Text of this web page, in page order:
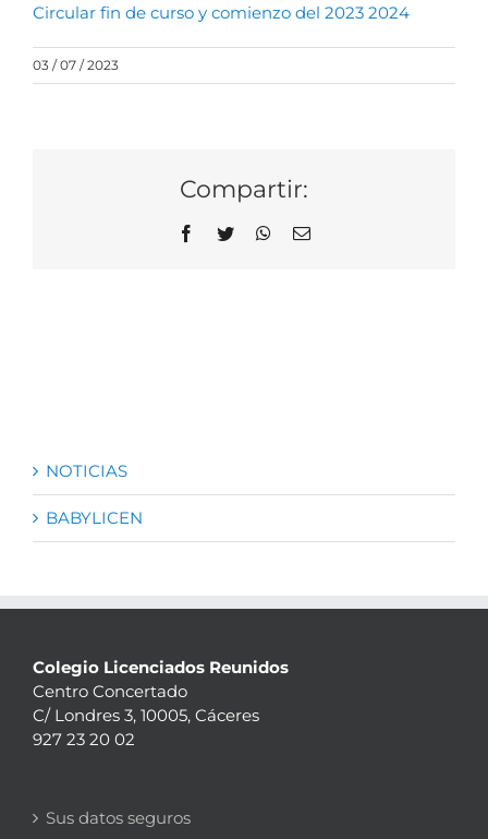
Circular fin de curso y comienzo del 2023 2024
03 / 07 / 2023
Compartir:
Facebook
Twitter WhatsApp
Correo
NOTICIAS
BABYLICEN
Colegio Licenciados Reunidos
Centro Concertado
C/ Londres 3, 10005, Cáceres
927 23 20 02
Sus datos seguros